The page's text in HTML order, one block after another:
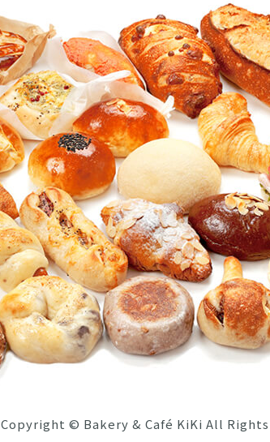
Copyright © Bakery & Café KiKi All Rights